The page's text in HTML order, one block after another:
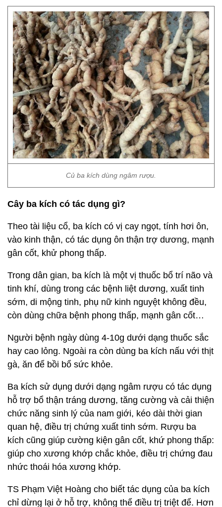
Củ ba kích dùng ngâm rượu.
Cây ba kích có tác dụng gì?
Theo tài liệu cổ, ba kích có vị cay ngọt, tính hơi ôn,
vào kinh thận, có tác dụng ôn thận trợ dương, mạnh
gân cốt, khử phong thấp.
Trong dân gian, ba kích là một vị thuốc bổ trí não và
tinh khí, dùng trong các bệnh liệt dương, xuất tinh
sớm, di mộng tinh, phụ nữ kinh nguyệt không đều,
còn dùng chữa bệnh phong thấp, mạnh gân cốt…
Người bệnh ngày dùng 4-10g dưới dạng thuốc sắc
hay cao lỏng. Ngoài ra còn dùng ba kích nấu với thịt
gà, ăn để bồi bổ sức khỏe.
Ba kích sử dụng dưới dạng ngâm rượu có tác dụng
hỗ trợ bổ thận tráng dương, tăng cường và cải thiện
chức năng sinh lý của nam giới, kéo dài thời gian
quan hệ, điều trị chứng xuất tinh sớm. Rượu ba
kích cũng giúp cường kiện gân cốt, khứ phong thấp:
giúp cho xương khớp chắc khỏe, điều trị chứng đau
nhức thoái hóa xương khớp.
TS Phạm Việt Hoàng cho biết tác dụng của ba kích
chỉ dừng lại ở hỗ trợ, không thể điều trị triệt để. Hơn